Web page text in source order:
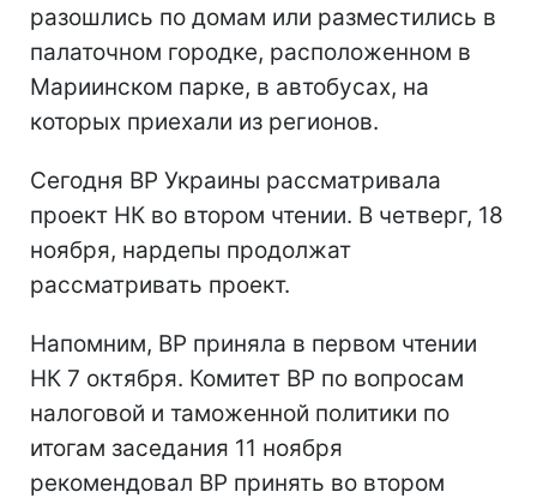
разошлись по домам или разместились в
палаточном городке, расположенном в
Мариинском парке, в автобусах, на
которых приехали из регионов.
Сегодня ВР Украины рассматривала
проект НК во втором чтении. В четверг, 18
ноября, нардепы продолжат
рассматривать проект.
Напомним, ВР приняла в первом чтении
НК 7 октября. Комитет ВР по вопросам
налоговой и таможенной политики по
итогам заседания 11 ноября
рекомендовал ВР принять во втором